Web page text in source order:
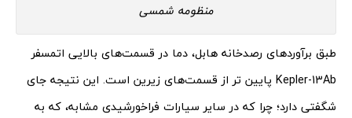
منظومه شمسی
طبق برآوردهای رصدخانه هابل، دما در قسمت‌های بالایی اتمسفر
Kepler-13Ab پایین تر از قسمت‌های زیرین است. این نتیجه جای
شگفتی دارد؛ چرا که در سایر سیارات فراخورشیدی مشابه، که به